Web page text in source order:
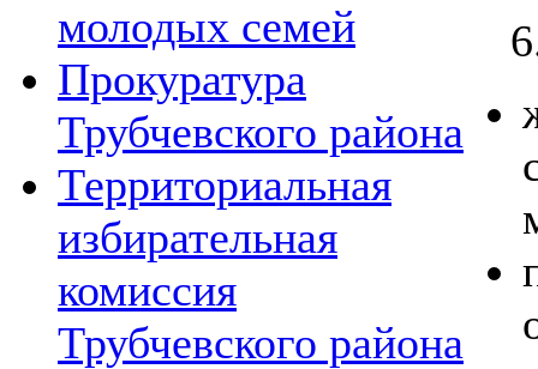
молодых семей
Прокуратура
Трубчевского района
Территориальная
избирательная
комиссия
Трубчевского района